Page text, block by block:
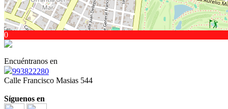
0
Encuéntranos en
993822280
Calle Francisco Masias 544
Síguenos en